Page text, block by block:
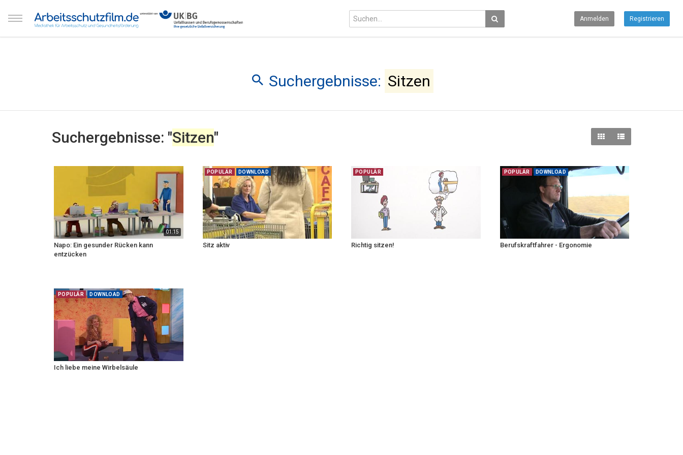
Anmelden Registrieren
Suchergebnisse: Sitzen
Suchergebnisse: "Sitzen"
01:15
Napo: Ein gesunder Rücken kann
entzücken
POPULÄR DOWNLOAD
Sitz aktiv
POPULÄR
Richtig sitzen!
POPULÄR DOWNLOAD
Berufskraftfahrer - Ergonomie
POPULÄR DOWNLOAD
Ich liebe meine Wirbelsäule